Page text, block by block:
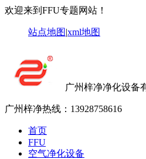
欢迎来到FFU专题网站！
站点地图|xml地图
广州梓净净化设备
广州梓净热线： 13928758616
首页
FFU
空气净化设备